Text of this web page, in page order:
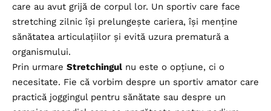
care au avut grijă de corpul lor. Un sportiv care face
stretching zilnic își prelungește cariera, își menține
sănătatea articulațiilor și evită uzura prematură a
organismului.
Prin urmare Stretchingul nu este o opțiune, ci o
necesitate. Fie că vorbim despre un sportiv amator care
practică joggingul pentru sănătate sau despre un